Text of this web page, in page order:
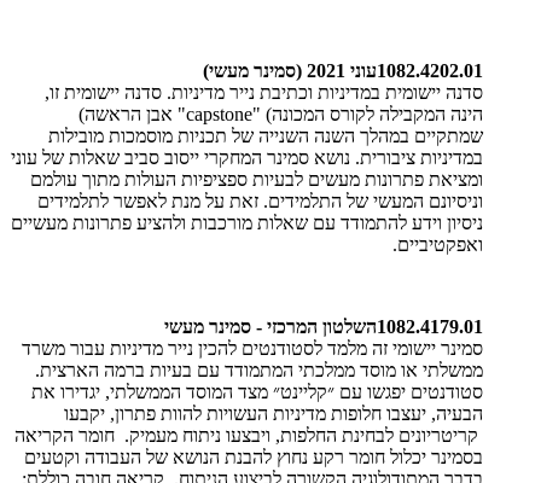
1082.4202.01עוני 2021 (סמינר מעשי)
סדנה יישומית במדיניות וכתיבת נייר מדיניות. סדנה יישומית זו,
הינה המקבילה לקורס המכונה"capstone" ( אבן הראשה)
שמתקיים במהלך השנה השנייה של תכניות מוסמכות מובילות
במדיניות ציבורית. נושא סמינר המחקרי ייסוב סביב שאלות של עוני
ומציאת פתרונות מעשים לבעיות ספציפיות העולות מתוך עולמם
וניסיונם המעשי של התלמידים. זאת על מנת לאפשר לתלמידים
ניסיון וידע להתמודד עם שאלות מורכבות ולהציע פתרונות מעשיים
ואפקטיביים.
1082.4179.01השלטון המרכזי - סמינר מעשי
סמינר יישומי זה מלמד לסטודנטים להכין נייר מדיניות עבור משרד
ממשלתי או מוסד ממלכתי המתמודד עם בעיות ברמה הארצית.
סטודנטים יפגשו עם ״קליינט״ מצד המוסד הממשלתי, יגדירו את
הבעיה, יעצבו חלופות מדיניות העשויות להוות פתרון, יקבעו
קריטריונים לבחינת החלפות, ויבצעו ניתוח מעמיק. חומר הקריאה
בסמינר יכלול חומר רקע נחוץ להבנת הנושא של העבודה וקטעים
בדבר המתודולוגיה הקשורה לביצוע הניתוח. קריאה חובה כוללת: